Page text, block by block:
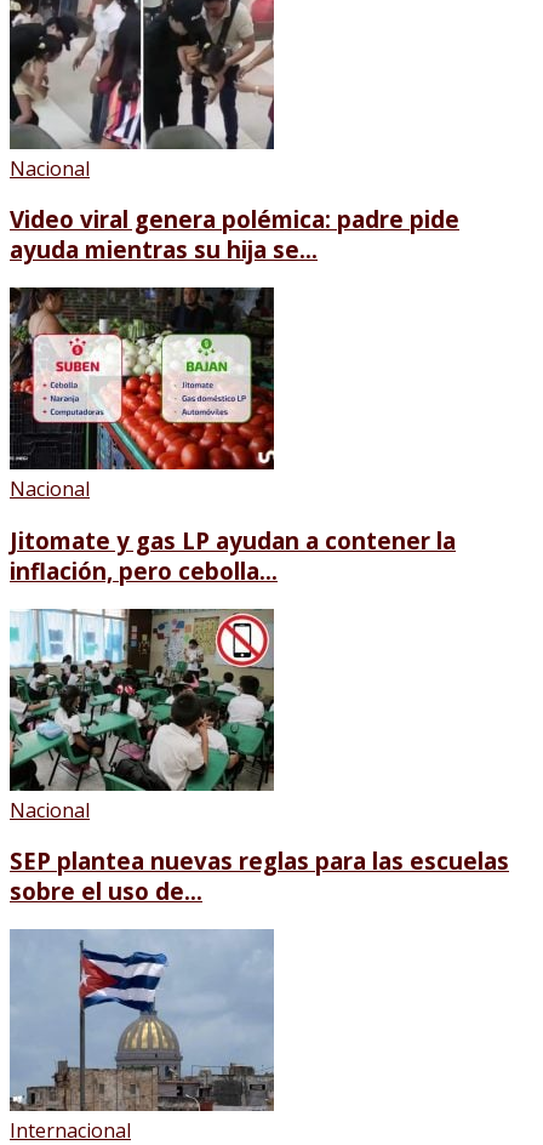
Nacional
Video viral genera polémica: padre pide
ayuda mientras su hija se...
Nacional
Jitomate y gas LP ayudan a contener la
inflación, pero cebolla...
Nacional
SEP plantea nuevas reglas para las escuelas
sobre el uso de...
Internacional